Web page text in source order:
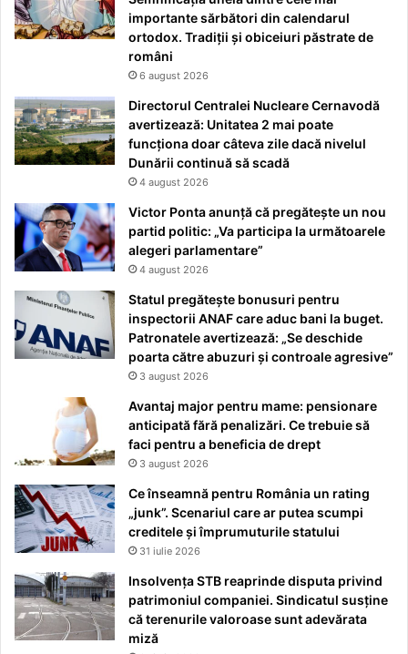
importante sărbători din calendarul
ortodox. Tradiții și obiceiuri păstrate de
români
6 august 2026
Directorul Centralei Nucleare Cernavodă
avertizează: Unitatea 2 mai poate
funcționa doar câteva zile dacă nivelul
Dunării continuă să scadă
4 august 2026
Victor Ponta anunță că pregătește un nou
partid politic: „Va participa la următoarele
alegeri parlamentare”
4 august 2026
Statul pregătește bonusuri pentru
inspectorii ANAF care aduc bani la buget.
Patronatele avertizează: „Se deschide
poarta către abuzuri și controale agresive”
3 august 2026
Avantaj major pentru mame: pensionare
anticipată fără penalizări. Ce trebuie să
faci pentru a beneficia de drept
3 august 2026
Ce înseamnă pentru România un rating
„junk”. Scenariul care ar putea scumpi
creditele și împrumuturile statului
31 iulie 2026
Insolvența STB reaprinde disputa privind
patrimoniul companiei. Sindicatul susține
că terenurile valoroase sunt adevărata
miză